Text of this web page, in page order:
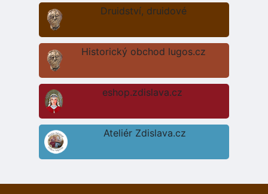
Druidství, druidové
Historický obchod lugos.cz
eshop.zdislava.cz
Ateliér Zdislava.cz